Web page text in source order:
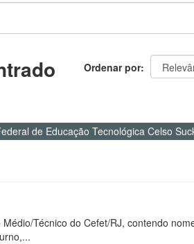
Ordenar por
de Educação Tecnológica Celso
Técnico do Cefet/RJ, contendo